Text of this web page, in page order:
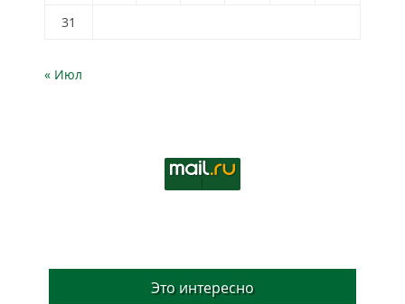
31
« Июл
Это интересно